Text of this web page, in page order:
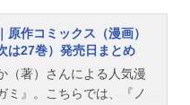
原作コミックス（漫画）
は27巻）発売日まとめ
（著）さんによる人気漫
ミ』。こちらでは、『ノ